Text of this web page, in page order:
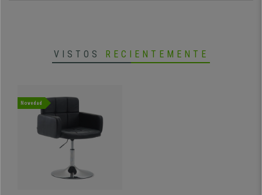
VISTOS RECIENTEMENTE
Novedad